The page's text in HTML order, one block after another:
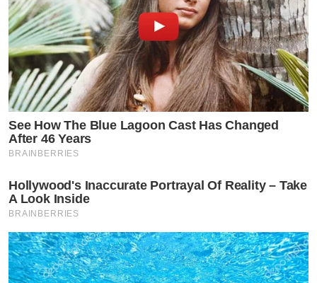
See How The Blue Lagoon Cast Has Changed
After 46 Years
BRAINBERRIES
Hollywood's Inaccurate Portrayal Of Reality – Take
A Look Inside
BRAINBERRIES